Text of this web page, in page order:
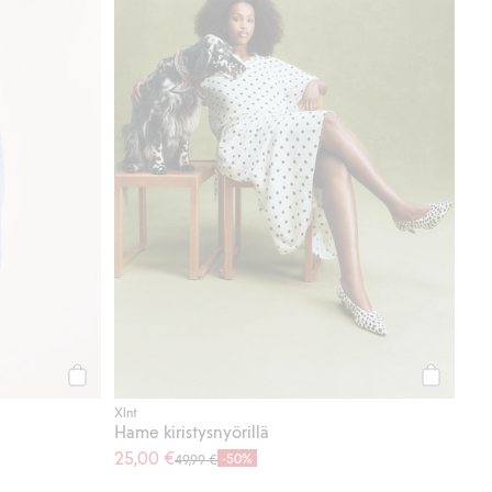
Osta
Xlnt
Hame kiristysnyörillä
25,00 €49,99 € -50%